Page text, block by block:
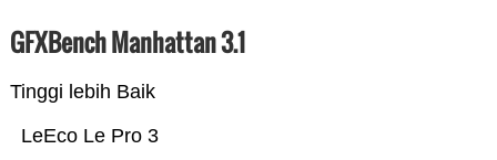
GFXBench Manhattan 3.1
Tinggi lebih Baik
LeEco Le Pro 3